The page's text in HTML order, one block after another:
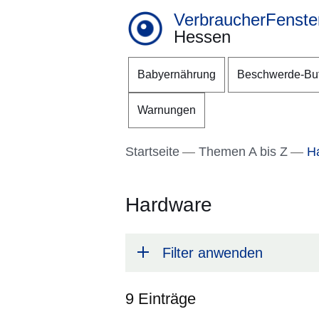
Direkt zum Kopf der
Direkt zum Inhalt
Direkt zum Fuß der
Hessen
Babyernährung Beschwerde-
Warnungen
Startseite Themen A bis Z
Hardware
Filter anwenden
9 Einträge